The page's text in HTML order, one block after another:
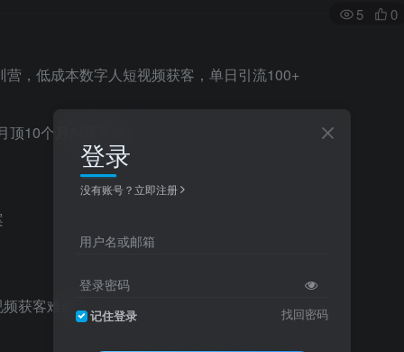
5 0
10个月AI获客法）
获客难题）
登录
没有账号？立即注册
用户名或邮箱
登录密码
记住登录 找回密码